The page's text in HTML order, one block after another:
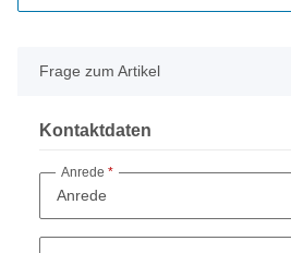
Frage zum Artikel
Kontaktdaten
Anrede